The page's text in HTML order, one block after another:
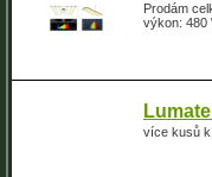
Prodám
výkon: 480
více kusů